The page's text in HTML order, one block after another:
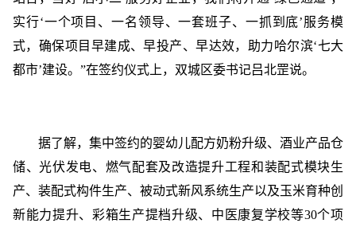
实行‘一个项目、一名领导、一套班子、一抓到底’服务模
式，确保项目早建成、早投产、早达效，助力哈尔滨‘七大
都市’建设。”在签约仪式上，双城区委书记吕北罡说。
据了解，集中签约的婴幼儿配方奶粉升级、酒业产品仓
储、光伏发电、燃气配套及改造提升工程和装配式模块生
产、装配式构件生产、被动式新风系统生产以及玉米育种创
新能力提升、彩箱生产提档升级、中医康复学校等30个项